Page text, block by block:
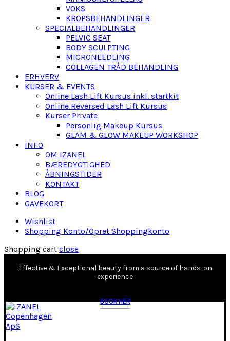
VOKS
KROPSBEHANDLINGER
SPECIALBEHANDLINGER
PELVIC SEAT
BODY SCULPTING
MICRONEEDLING
COLLAGEN TRÅD BEHANDLING
ERHVERV
KURSER & EVENTS
Online Lash Lift Kursus inkl. startkit
Online Reversed Lash Lift Kursus
Kurser Private
Personlig Makeup Kursus
GLAM & GLOW MAKEUP WORKSHOP
INFO
OM IZANEL
BÆREDYGTIGHED
ÅBNINGSTIDER
KONTAKT
BLOG
GAVEKORT
Wishlist
Shopping Konto/Opret Shoppingkonto
Shopping cart close
Effective & Exceptional beauty from a source of hands-on
experience
BOOK HER